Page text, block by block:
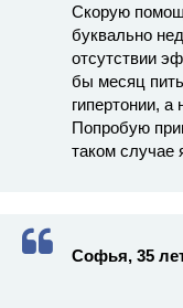
Скорую
буквально
отсутствии
бы месяц
гипертонии, а
Попробую
таком случае
Софья, 35